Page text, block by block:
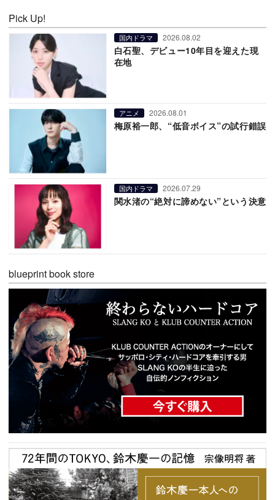
Pick Up!
国内ドラマ 2026.08.02
白石聖、デビュー10年目を迎えた現
在地
アニメ 2026.08.01
梅原裕一郎、“低音ボイス”の試行錯誤
国内ドラマ 2026.07.29
関水渚の“絶対に諦めない”という決意
blueprint book store